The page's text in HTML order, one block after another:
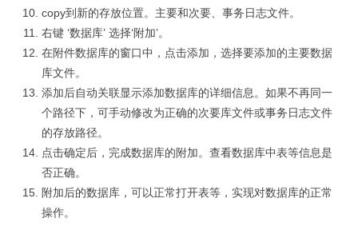
copy到新的存放位置。主要和次要、事务日志文件。
右键 ‘数据库’ 选择‘附加’。
在附件数据库的窗口中，点击添加，选择要添加的主要数据
库文件。
添加后自动关联显示添加数据库的详细信息。如果不再同一
个路径下，可手动修改为正确的次要库文件或事务日志文件
的存放路径。
点击确定后，完成数据库的附加。查看数据库中表等信息是
否正确。
附加后的数据库，可以正常打开表等，实现对数据库的正常
操作。